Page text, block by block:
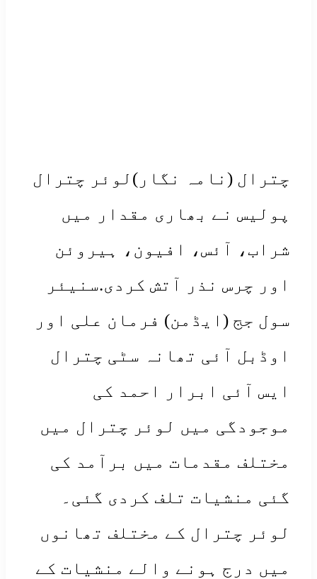
(نامہ نگار)لوئر چترال
نے بھاری مقدار میں
آئس، افیون، ہیروئن
چرس نذر آتش کردی.سنیئر
جج (ایڈمن) فرمان علی اور
آئی تھانہ سٹی چترال
آئی ابرار احمد کی
میں لوئر چترال میں
مقدمات میں برآمد کی
منشیات تلف کردی گئی۔
چترال کے مختلف تھانوں
درج ہونے والے منشیات کے